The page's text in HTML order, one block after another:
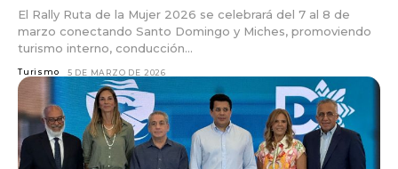
El Rally Ruta de la Mujer 2026 se celebrará del 7 al 8 de
marzo conectando Santo Domingo y Miches, promoviendo
turismo interno, conducción...
Turismo 5 DE MARZO DE 2026